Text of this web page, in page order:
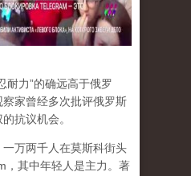
耐力”的确远高于俄罗
家曾经多次批评俄罗斯
抗议机会。
一万两千人在莫斯科街头
，其中年轻人是主力。著